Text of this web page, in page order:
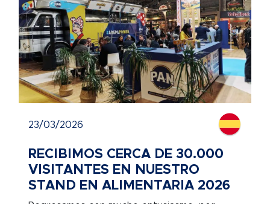
23/03/2026
RECIBIMOS CERCA DE 30.000
VISITANTES EN NUESTRO
STAND EN ALIMENTARIA 2026